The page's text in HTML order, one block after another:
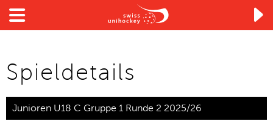

Spieldetails
Junioren U18 C Gruppe 1 Runde 2 2025/26